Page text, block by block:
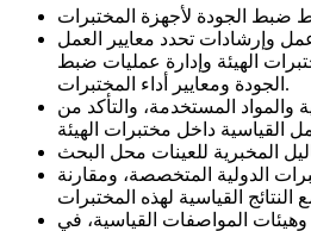
وإرشادات تحدد معايير العمل
الهيئة وإدارة عمليات ضبط
الجودة ومعايير أداء المختبرات.
والمواد المستخدمة، والتأكد من
الدولية المتخصصة، ومقارنة
المواصفات القياسية، في